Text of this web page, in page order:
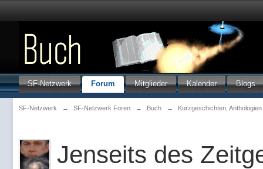
SF-Netzwerk Forum Mitglieder Kalender Blogs
SF-Netzwerk → SF-Netzwerk Foren → Buch → Kurzgeschichten,
Jenseits des